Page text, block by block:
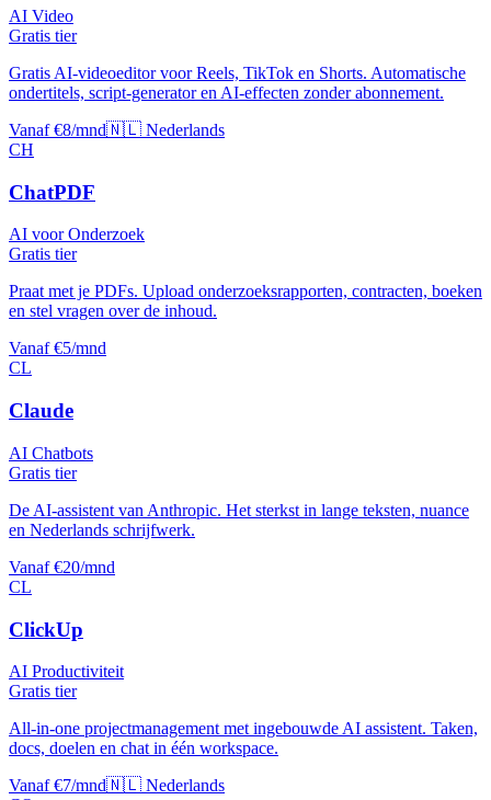
AI Video
Gratis tier
Gratis AI-videoeditor voor Reels, TikTok en Shorts. Automatische
ondertitels, script-generator en AI-effecten zonder abonnement.
Vanaf €8/mnd🇳🇱 Nederlands
CH
ChatPDF
AI voor Onderzoek
Gratis tier
Praat met je PDFs. Upload onderzoeksrapporten, contracten, boeken
en stel vragen over de inhoud.
Vanaf €5/mnd
CL
Claude
AI Chatbots
Gratis tier
De AI-assistent van Anthropic. Het sterkst in lange teksten, nuance
en Nederlands schrijfwerk.
Vanaf €20/mnd
CL
ClickUp
AI Productiviteit
Gratis tier
All-in-one projectmanagement met ingebouwde AI assistent. Taken,
docs, doelen en chat in één workspace.
Vanaf €7/mnd🇳🇱 Nederlands